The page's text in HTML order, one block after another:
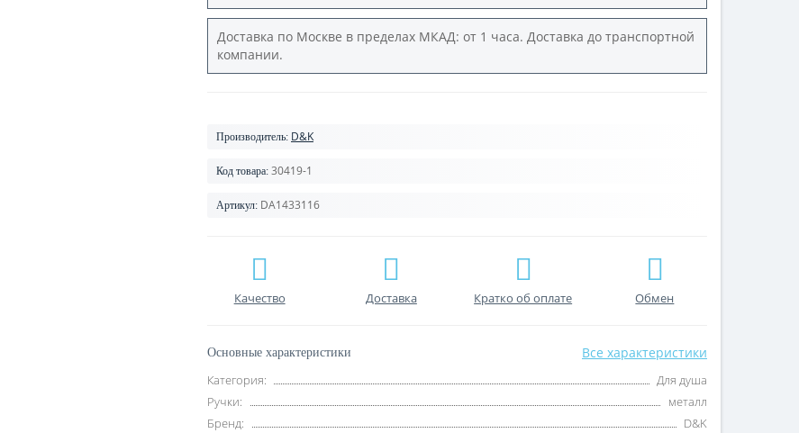
Доставка по Москве в пределах МКАД: от 1 часа. Доставка до транспортной
компании.
Производитель: D&K
Код товара: 30419-1
Артикул: DA1433116
Качество Доставка Кратко об оплате Обмен
Основные характеристики Все характеристики
Категория:
Для душа
Ручки:
металл
Бренд:
D&K